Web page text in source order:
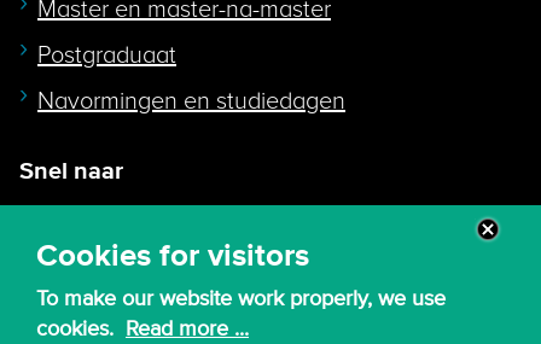
Cookies for visitors
To make our website work properly, we use
cookies. Read more ...
Master en master-na-master
Postgraduaat
Navormingen en studiedagen
Snel naar
Webmail
Canvas